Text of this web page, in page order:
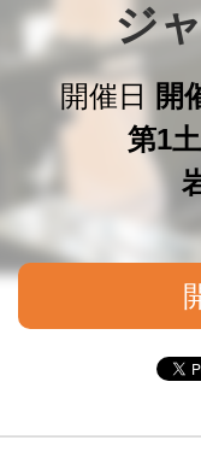
ジ
開催日
開
第1